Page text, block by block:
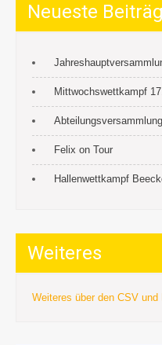
Neueste
Mittwochswettkampf
Felix on Tour
Hallenwettkampf
Weiteres
Weiteres über den CSV